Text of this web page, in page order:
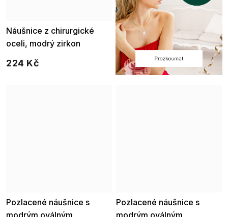
Náušnice z chirurgické
oceli, modrý zirkon
224 Kč
Pozlacené náušnice s
Pozlacené náušnice s